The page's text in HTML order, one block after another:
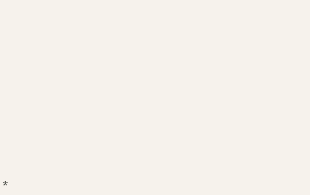
*